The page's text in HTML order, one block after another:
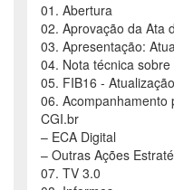
01. Abertura
02. Aprovação da Ata
03. Apresentação:
04. Nota técnica
05. FIB16 -
06. Acompanhamento
CGI.br
– ECA Digital
– Outras Ações
07. TV 3.0